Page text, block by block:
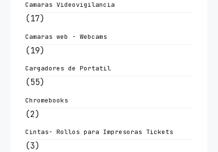
Camaras Videovigilancia
(17)
Camaras web - Webcams
(19)
Cargadores de Portatil
(55)
Chromebooks
(2)
Cintas- Rollos para Impresoras Tickets
(3)